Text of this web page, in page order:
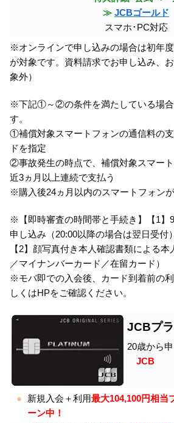
≫ JCBゴールド
スマホ･PC対応
※オンラインで申し込みの場合は初年
が対象です。資料請求でお申し込み、
象外）
※下記①～②の条件を満たしている場合
す。
①補償対象スマートフォンの通信料の
ドを指定
②事故発生の時点で、補償対象スマー
近3ヵ月以上連続で支払う
※購入後24ヵ月以内のスマートフォンが
※【即時審査の時間帯と手続き】【1】
申し込み（20:00以降の場合は翌日受付）
【2】顔写真付き本人確認書類による
／マイナンバーカード／在留カード）
※モバ即での入会後、カード到着前の
しくはHPをご確認ください。
JCBプ
20歳から
JCB
新規入会＋利用最大104,100円相当
ーン中！